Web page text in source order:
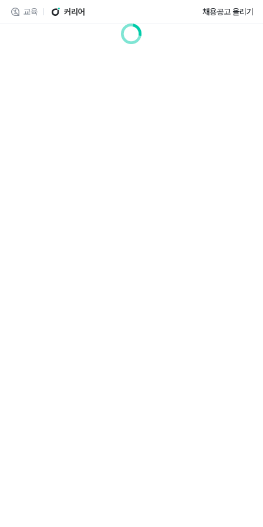
교육 커리어 채용공고 올리기